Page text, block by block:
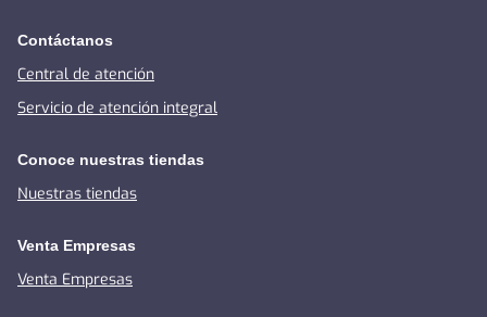
Contáctanos
Central de atención
Servicio de atención integral
Conoce nuestras tiendas
Nuestras tiendas
Venta Empresas
Venta Empresas